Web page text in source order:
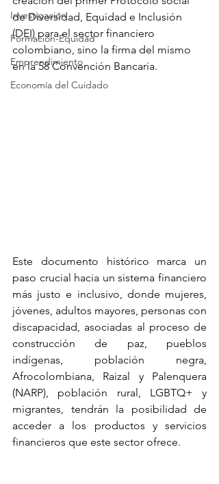
Investigación
Formación-Equidad
Emprendimiento
Economía del Cuidado
de Diversidad, Equidad e Inclusión
(DEI) para el sector financiero
colombiano, sino la firma del mismo
en la 58 Convención Bancaria.
Este documento histórico marca un
paso crucial hacia un sistema financiero
más justo e inclusivo, donde mujeres,
jóvenes, adultos mayores, personas con
discapacidad, asociadas al proceso de
construcción de paz, pueblos
indígenas, población negra,
Afrocolombiana, Raizal y Palenquera
(NARP), población rural, LGBTQ+ y
migrantes, tendrán la posibilidad de
acceder a los productos y servicios
financieros que este sector ofrece.